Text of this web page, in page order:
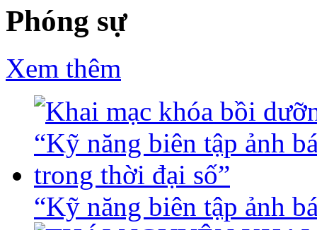
Phóng sự
Xem thêm
“Kỹ năng biên tập ảnh